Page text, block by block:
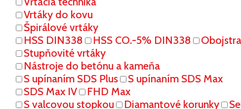
Vrtáky do kovu
Špirálové vrtáky
HSS DIN338
HSS CO.-5% DIN338
Stupňovité vrtáky
Nástroje do betónu a kameňa
S upínaním SDS Plus
S upínaním SDS Max
SDS Max IV
FHD Max
S valcovou stopkou
Diamantové korunky